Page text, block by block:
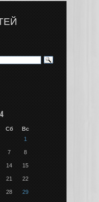
Сб
Вс
1
7 8
14 15
21 22
28 29